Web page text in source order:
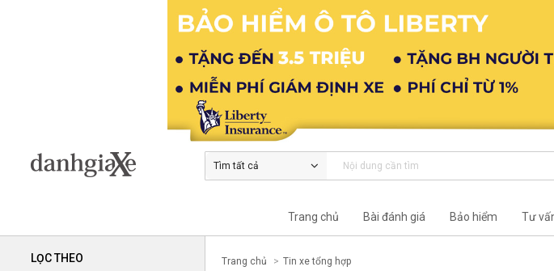
Tìm tất cả
Trang chủ Bài đánh giá Bảo hiểm Tư
LỌC THEO Trang chủ Tin xe tổng hợp